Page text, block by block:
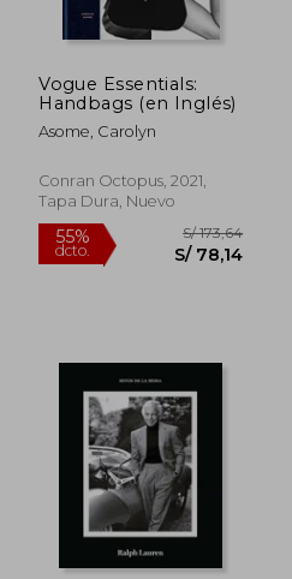
55%
dcto.
Vogue Essentials:
Handbags (en Inglés)
Asome, Carolyn
Conran Octopus, 2021,
Tapa Dura, Nuevo